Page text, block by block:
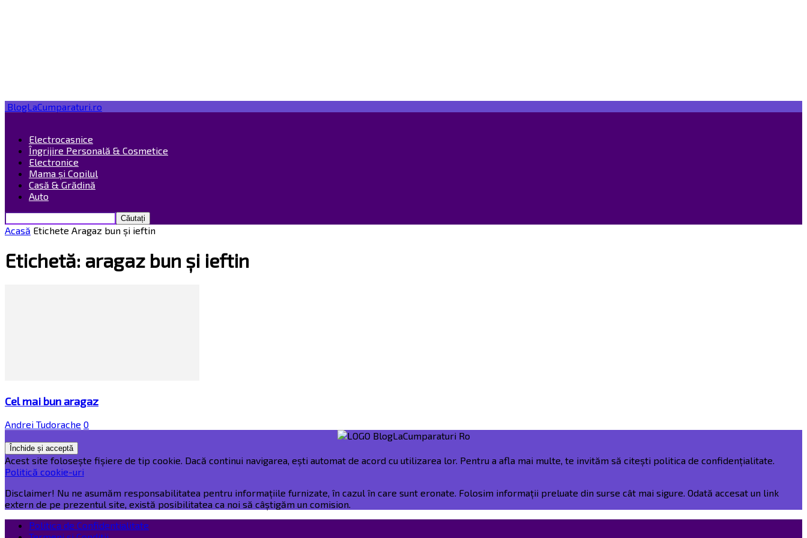
BlogLaCumparaturi.ro
Electrocasnice
Îngrijire Personală & Cosmetice
Electronice
Mama și Copilul
Casă & Grădină
Auto
Acasă Etichete Aragaz bun și ieftin
Etichetă: aragaz bun și ieftin
Cel mai bun aragaz
Andrei Tudorache 0
Acest site folosește fișiere de tip cookie. Dacă continui navigarea, ești automat de acord cu utilizarea lor. Pentru a afla mai multe, te invităm să citești politica de confidențialitate.
Politică cookie-uri
Disclaimer! Nu ne asumăm responsabilitatea pentru informațiile furnizate, în cazul în care sunt eronate. Folosim informații preluate din surse cât mai sigure. Odată accesat un link
extern de pe prezentul site, există posibilitatea ca noi să câștigăm un comision.
Politica de Confidentialitate